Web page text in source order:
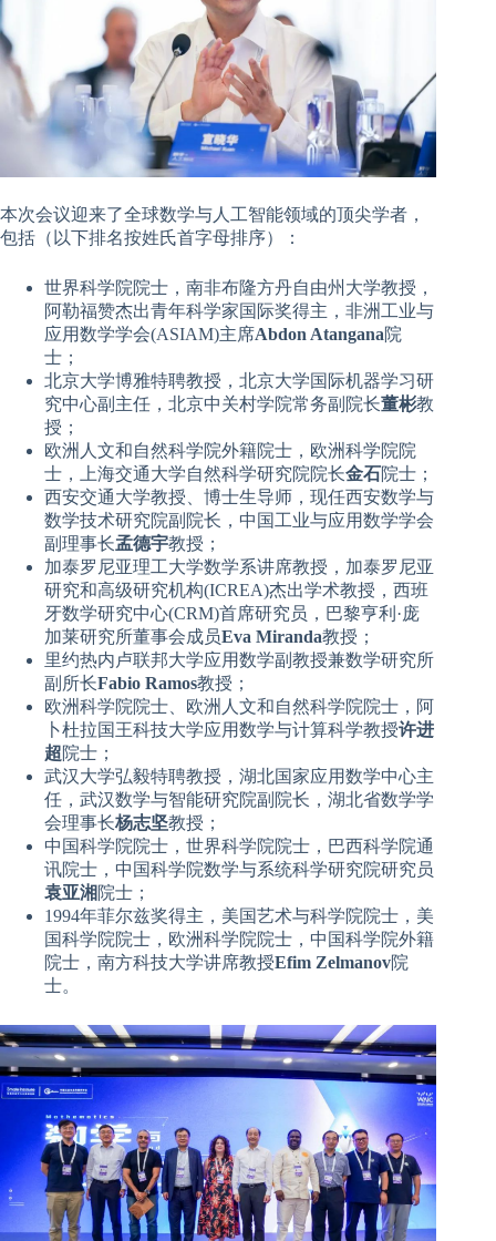
本次会议迎来了全球数学与人工智能领域的顶尖学者，
包括（以下排名按姓氏首字母排序）：
世界科学院院士，南非布隆方丹自由州大学教授，
阿勒福赞杰出青年科学家国际奖得主，非洲工业与
应用数学学会(ASIAM)主席Abdon Atangana院
士；
北京大学博雅特聘教授，北京大学国际机器学习研
究中心副主任，北京中关村学院常务副院长董彬教
授；
欧洲人文和自然科学院外籍院士，欧洲科学院院
士，上海交通大学自然科学研究院院长金石院士；
西安交通大学教授、博士生导师，现任西安数学与
数学技术研究院副院长，中国工业与应用数学学会
副理事长孟德宇教授；
加泰罗尼亚理工大学数学系讲席教授，加泰罗尼亚
研究和高级研究机构(ICREA)杰出学术教授，西班
牙数学研究中心(CRM)首席研究员，巴黎亨利·庞
加莱研究所董事会成员Eva Miranda教授；
里约热内卢联邦大学应用数学副教授兼数学研究所
副所长Fabio Ramos教授；
欧洲科学院院士、欧洲人文和自然科学院院士，阿
卜杜拉国王科技大学应用数学与计算科学教授许进
超院士；
武汉大学弘毅特聘教授，湖北国家应用数学中心主
任，武汉数学与智能研究院副院长，湖北省数学学
会理事长杨志坚教授；
中国科学院院士，世界科学院院士，巴西科学院通
讯院士，中国科学院数学与系统科学研究院研究员
袁亚湘 院士；
1994年菲尔兹奖得主，美国艺术与科学院院士，美
国科学院院士，欧洲科学院院士，中国科学院外籍
院士，南方科技大学讲席教授Efim Zelmanov院
士。